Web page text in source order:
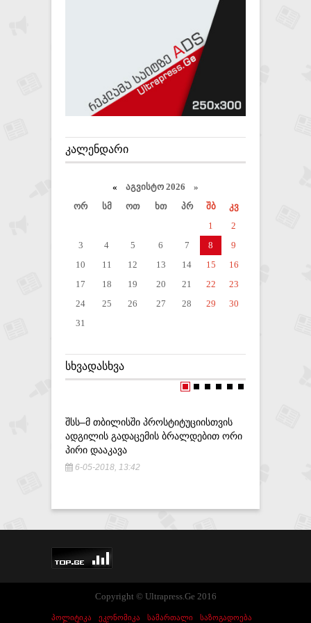
ᲙᲐᲚᲔᲜᲓᲐᲠᲘ
« აგვისტო 2026 »
ორ
სმ ოთ ხთ პრ შბ
კვ
1
2
3
4 5 6 7 8
9
10
11 12 13 14 15
16
17
18 19 20 21 22
23
24
25 26 27 28 29
30
31
ᲡᲮᲕᲐᲓᲐᲡᲮᲕᲐ
ᲨᲡᲡ–Მ ᲗᲑᲘᲚᲘᲡᲨᲘ ᲞᲠᲝᲡᲢᲘᲢᲣᲪᲘᲘᲡᲗᲕᲘᲡ
ᲐᲓᲒᲘᲚᲘᲡ ᲒᲐᲓᲐᲪᲔᲛᲘᲡ ᲑᲠᲐᲚᲓᲔᲑᲘᲗ ᲝᲠᲘ
ᲞᲘᲠᲘ ᲓᲐᲐᲙᲐᲕᲐ
6-05-2018, 13:42
Copyright © Ultrapress.Ge 2016
ᲞᲝᲚᲘᲢᲘᲙᲐ ᲔᲙᲝᲜᲝᲛᲘᲙᲐ ᲡᲐᲛᲐᲠᲗᲐᲚᲘ
ᲡᲐᲖᲝᲒᲐᲓᲝᲔᲑᲐ